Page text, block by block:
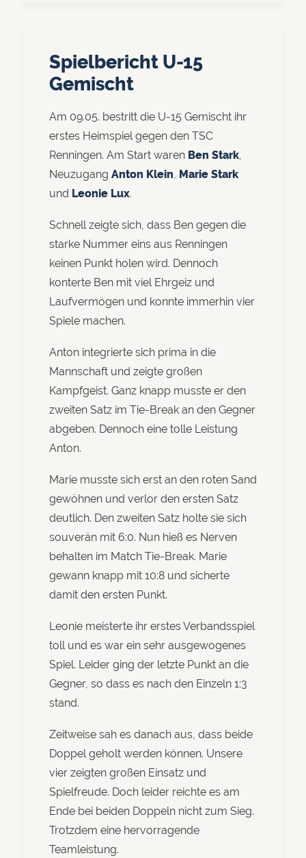
Spielbericht U-15
Gemischt
Am 09.05. bestritt die U-15 Gemischt ihr
erstes Heimspiel gegen den TSC
Renningen. Am Start waren Ben Stark,
Neuzugang Anton Klein, Marie Stark
und Leonie Lux.
Schnell zeigte sich, dass Ben gegen die
starke Nummer eins aus Renningen
keinen Punkt holen wird. Dennoch
konterte Ben mit viel Ehrgeiz und
Laufvermögen und konnte immerhin vier
Spiele machen.
Anton integrierte sich prima in die
Mannschaft und zeigte großen
Kampfgeist. Ganz knapp musste er den
zweiten Satz im Tie-Break an den Gegner
abgeben. Dennoch eine tolle Leistung
Anton.
Marie musste sich erst an den roten Sand
gewöhnen und verlor den ersten Satz
deutlich. Den zweiten Satz holte sie sich
souverän mit 6:0. Nun hieß es Nerven
behalten im Match Tie-Break. Marie
gewann knapp mit 10:8 und sicherte
damit den ersten Punkt.
Leonie meisterte ihr erstes Verbandsspiel
toll und es war ein sehr ausgewogenes
Spiel. Leider ging der letzte Punkt an die
Gegner, so dass es nach den Einzeln 1:3
stand.
Zeitweise sah es danach aus, dass beide
Doppel geholt werden können. Unsere
vier zeigten großen Einsatz und
Spielfreude. Doch leider reichte es am
Ende bei beiden Doppeln nicht zum Sieg.
Trotzdem eine hervorragende
Teamleistung.